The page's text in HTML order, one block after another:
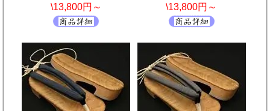
\13,800円～
\13,800円～